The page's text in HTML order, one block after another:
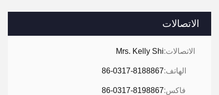
الاتصالات
الاتصالات:Mrs. Kelly Shi
الهاتف:86-0317-8188867
فاكس:86-0317-8198867